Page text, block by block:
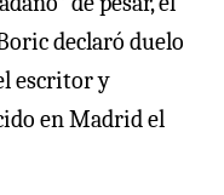
declaró duelo
escritor y
en Madrid el